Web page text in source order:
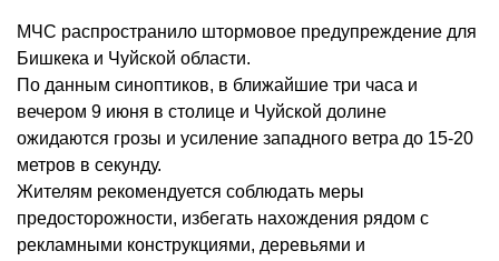
МЧС распространило штормовое предупреждение для
Бишкека и Чуйской области.
По данным синоптиков, в ближайшие три часа и
вечером 9 июня в столице и Чуйской долине
ожидаются грозы и усиление западного ветра до 15-20
метров в секунду.
Жителям рекомендуется соблюдать меры
предосторожности, избегать нахождения рядом с
рекламными конструкциями, деревьями и